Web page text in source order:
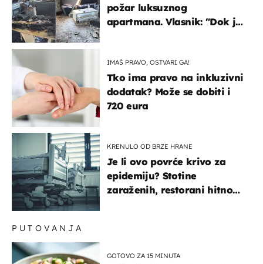
požar luksuznog
apartmana. Vlasnik: "Dok je
IMAŠ PRAVO, OSTVARI GA!
Tko ima pravo na inkluzivni
dodatak? Može se dobiti i
720 eura
KRENULO OD BRZE HRANE
Je li ovo povrće krivo za
epidemiju? Stotine
zaraženih, restorani hitno
PUTOVANJA
GOTOVO ZA 15 MINUTA